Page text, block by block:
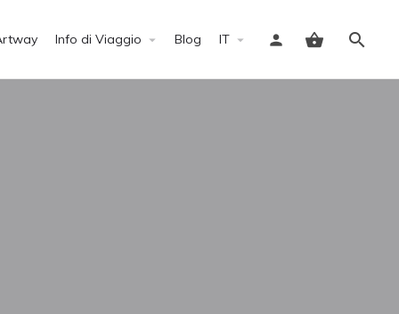
Info di Viaggio Blog IT
Accedi